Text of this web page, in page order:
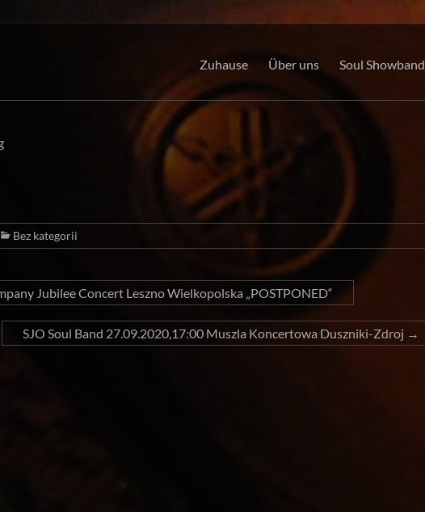
Zuhause Über uns Soul Showband
Bez kategorii
Jubilee Concert Leszno Wielkopolska „POSTPONED“
SJO Soul Band 27.09.2020,17:00 Muszla Koncertowa Duszniki-Zdroj →